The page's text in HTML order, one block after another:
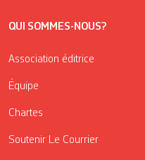
QUI SOMMES-NOUS?
Association éditrice
Équipe
Chartes
Soutenir Le Courrier